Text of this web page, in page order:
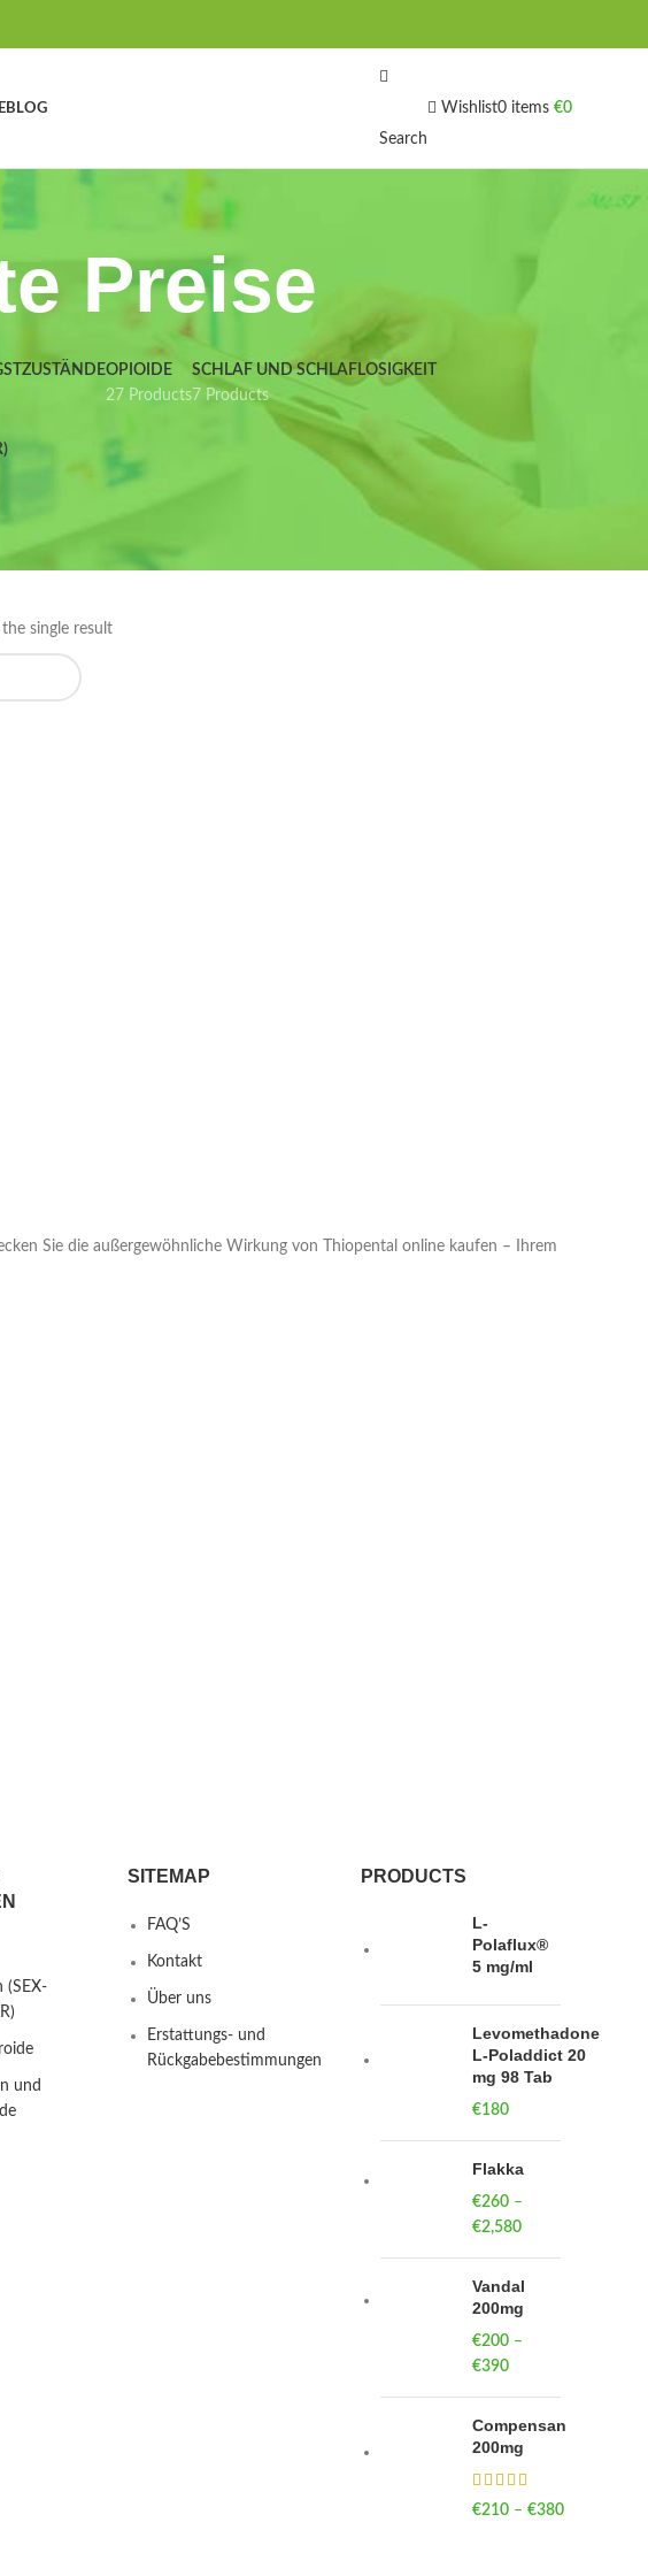
BLOG
Search
Wishlist0 items €0
Preise
OPIOIDE
27 Products
SCHLAF UND SCHLAFLOSIGKEIT
7 Products
single result
Sie die außergewöhnliche Wirkung von Thiopental online kaufen – Ihrem
(SEX-
und
SITEMAP
FAQ’S
Kontakt
Über uns
Erstattungs- und
Rückgabebestimmungen
PRODUCTS
L-
Polaflux®
5 mg/ml
Levomethadone
L-Poladdict 20
mg 98 Tab
€180
Flakka
€260 –
€2,580
€260
through
Vandal
200mg
€200 –
€390
through
Compensan
200mg
€210 – €380